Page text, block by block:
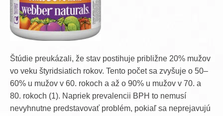
Štúdie preukázali, že stav postihuje približne 20% mužov
vo veku štyridsiatich rokov. Tento počet sa zvyšuje o 50–
60% u mužov v 60. rokoch a až o 90% u mužov v 70. a
80. rokoch (1). Napriek prevalencii BPH to nemusí
nevyhnutne predstavovať problém, pokiaľ sa neprejavujú